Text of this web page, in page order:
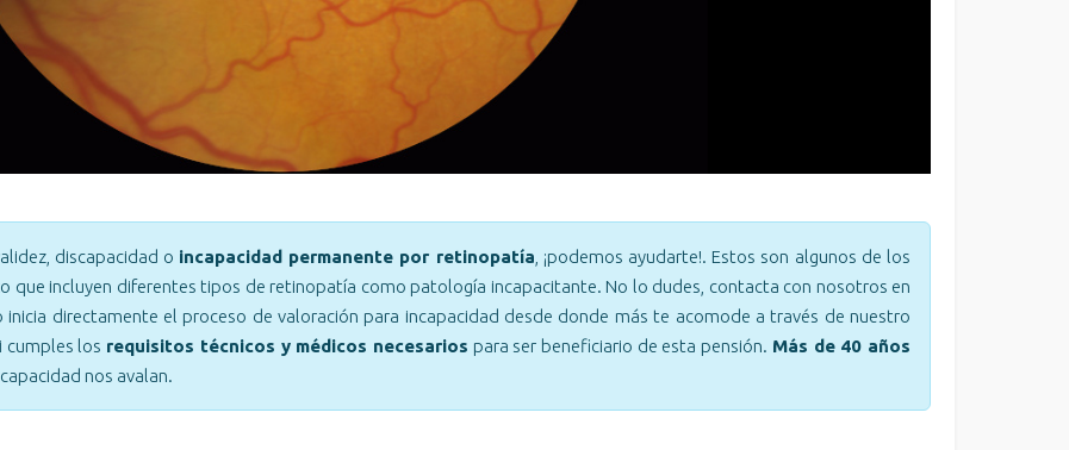
discapacidad o incapacidad permanente por retinopatía, ¡podemos ayudarte!. Estos son algunos de los
que incluyen diferentes tipos de retinopatía como patología incapacitante. No lo dudes, contacta con nosotros en
inicia directamente el proceso de valoración para incapacidad desde donde más te acomode a través de nuestro
cumples los requisitos técnicos y médicos necesarios para ser beneficiario de esta pensión. Más de 40 años
nos avalan.